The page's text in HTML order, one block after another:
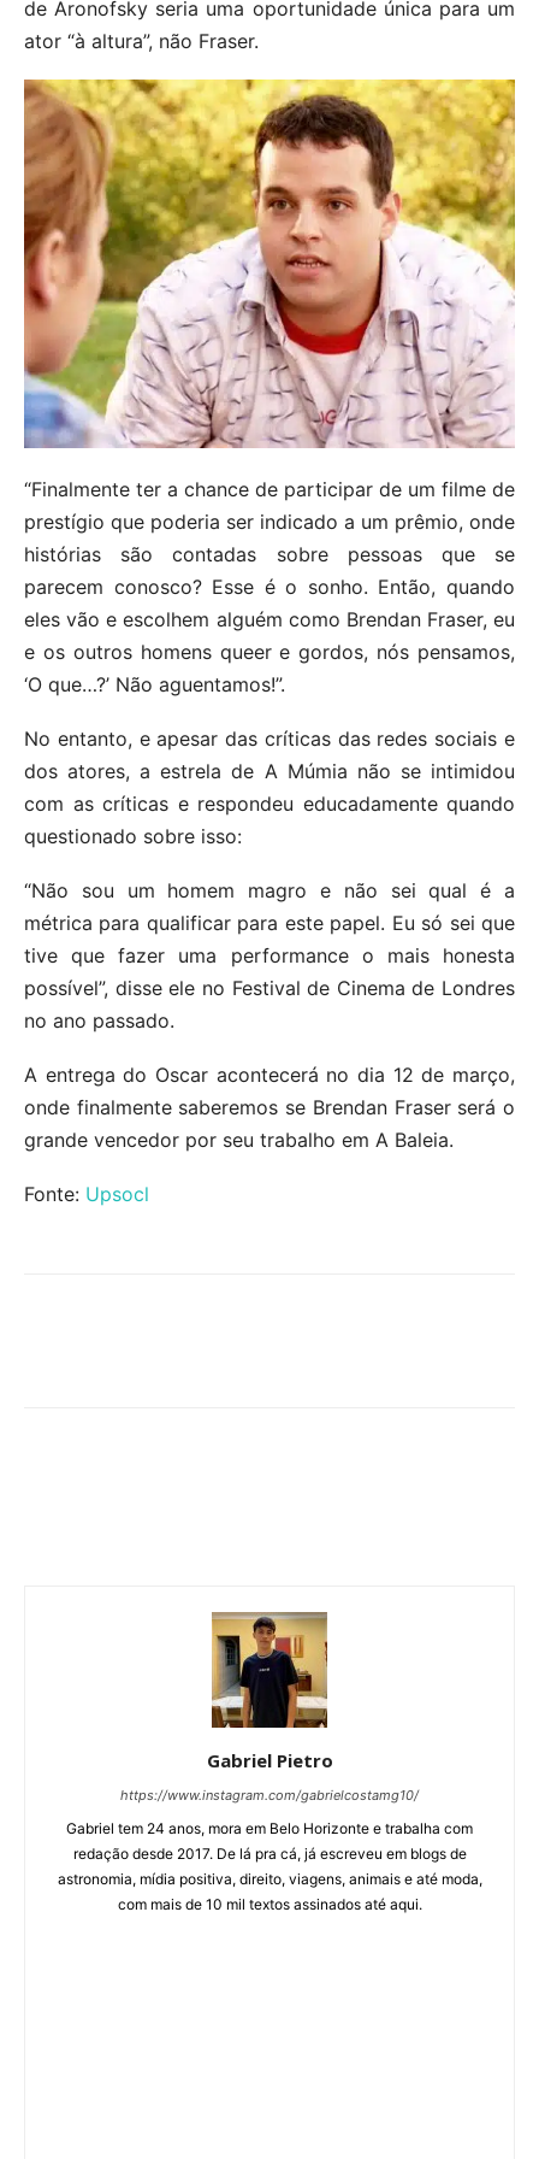
de Aronofsky seria uma oportunidade única para um
ator “à altura”, não Fraser.
“Finalmente ter a chance de participar de um filme de
prestígio que poderia ser indicado a um prêmio, onde
histórias são contadas sobre pessoas que se
parecem conosco? Esse é o sonho. Então, quando
eles vão e escolhem alguém como Brendan Fraser, eu
e os outros homens queer e gordos, nós pensamos,
‘O que…?’ Não aguentamos!”.
No entanto, e apesar das críticas das redes sociais e
dos atores, a estrela de A Múmia não se intimidou
com as críticas e respondeu educadamente quando
questionado sobre isso:
“Não sou um homem magro e não sei qual é a
métrica para qualificar para este papel. Eu só sei que
tive que fazer uma performance o mais honesta
possível”, disse ele no Festival de Cinema de Londres
no ano passado.
A entrega do Oscar acontecerá no dia 12 de março,
onde finalmente saberemos se Brendan Fraser será o
grande vencedor por seu trabalho em A Baleia.
Fonte: Upsocl
Gabriel Pietro
https://www.instagram.com/gabrielcostamg10/
Gabriel tem 24 anos, mora em Belo Horizonte e trabalha com
redação desde 2017. De lá pra cá, já escreveu em blogs de
astronomia, mídia positiva, direito, viagens, animais e até moda,
com mais de 10 mil textos assinados até aqui.